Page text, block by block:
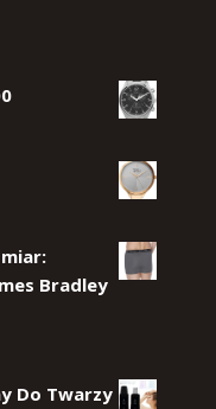
Bradley
Do Twarzy